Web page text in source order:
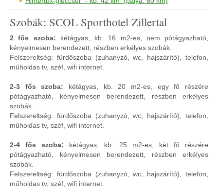
Szobák: SCOL Sporthotel Zillertal
2 fős szoba: kétágyas, kb. 16 m2-es, nem pótágyazható,
kényelmesen berendezett, részben erkélyes szobák.
Felszereltség: fürdőszoba (zuhanyzó, wc, hajszárító), telefon,
műholdas tv, széf, wifi internet.
2-3 fős szoba: kétágyas, kb. 20 m2-es, egy fő részére
pótágyazható, kényelmesen berendezett, részben erkélyes
szobák.
Felszereltség: fürdőszoba (zuhanyzó, wc, hajszárító), telefon,
műholdas tv, széf, wifi internet.
2-4 fős szoba: kétágyas, kb. 25 m2-es, két fő részére
pótágyazható, kényelmesen berendezett, részben erkélyes
szobák.
Felszereltség: fürdőszoba (zuhanyzó, wc, hajszárító), telefon,
műholdas tv, széf, wifi internet.